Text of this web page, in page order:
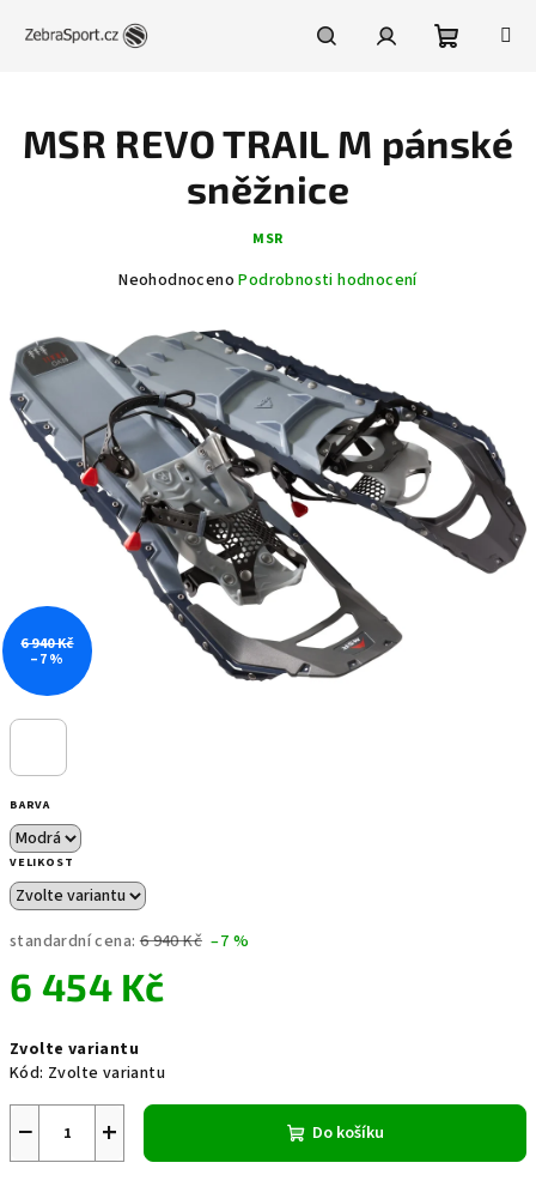
košík
BARVA
VELIKOST
standardní cena: 6 940 Kč –7 %
6 454 Kč
cena:
Zvolte variantu
Kód: Zvolte variantu
+
− Do košíku
MSR REVO TRAIL M pánské
sněžnice
MSR
Průměrné
produktu
je
0,0
z
5
hvězdiček.
Neohodnoceno Podrobnosti hodnocení
6 940 Kč
–7 %